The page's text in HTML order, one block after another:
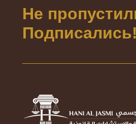
Не
Подписались!